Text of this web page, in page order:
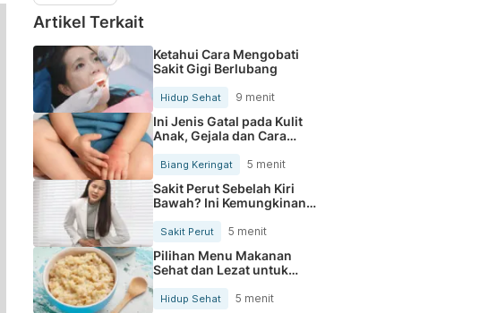
Artikel Terkait
Ketahui Cara Mengobati
Sakit Gigi Berlubang
Hidup Sehat 9 menit
Ini Jenis Gatal pada Kulit
Anak, Gejala dan Cara
Mengobatinya
Biang Keringat 5 menit
Sakit Perut Sebelah Kiri
Bawah? Ini Kemungkinan
Sakit Perut 5 menit
Pilihan Menu Makanan
Sehat dan Lezat untuk
Mengurangi Kolesterol
Hidup Sehat 5 menit